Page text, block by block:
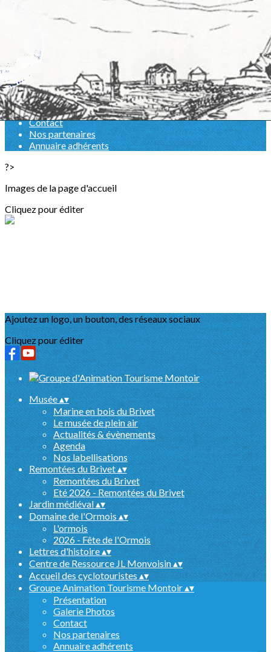
Exporter toutes les colonnes
Exporter uniquement les colonnes affichées
Menu
<
>
Présentation
Galerie Photos
Contact
Nos partenaires
Annuaire adhérents
?>
Images de la page d'accueil
Cliquez pour éditer
Ajoutez un logo, un bouton, des réseaux sociaux
Cliquez pour éditer
Musée▴▾
Marine en bois du Brivet
Le musée de plein air
Actualités & évènements
Agenda
Nos labellisations
Remontées du Brivet▴▾
Remontées du Brivet
Eté 2026 - Remontées du Brivet
Jardin médiéval▴▾
Domaine de l'Ormois▴▾
L'ormois
2026 - Fête de l'Ormois
Lettres d'histoire▴▾
Centre de Ressource JL Monvoisin▴▾
Accueil des cyclotouristes▴▾
Groupe Animation Tourisme Montoir▴▾
Présentation
Galerie Photos
Contact
Nos partenaires
Annuaire adhérents